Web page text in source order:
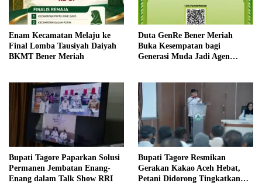
Enam Kecamatan Melaju ke
Final Lomba Tausiyah Daiyah
BKMT Bener Meriah
Duta GenRe Bener Meriah
Buka Kesempatan bagi
Generasi Muda Jadi Agen
Bupati Tagore Paparkan Solusi
Permanen Jembatan Enang-
Enang dalam Talk Show RRI
Bupati Tagore Resmikan
Gerakan Kakao Aceh Hebat,
Petani Didorong Tingkatkan